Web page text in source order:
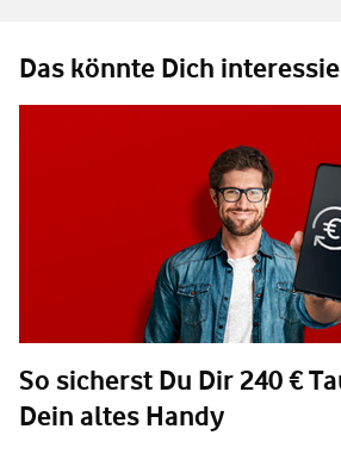
Das könnte Dich
So sicherst Du Dir 240 €
Dein altes Handy